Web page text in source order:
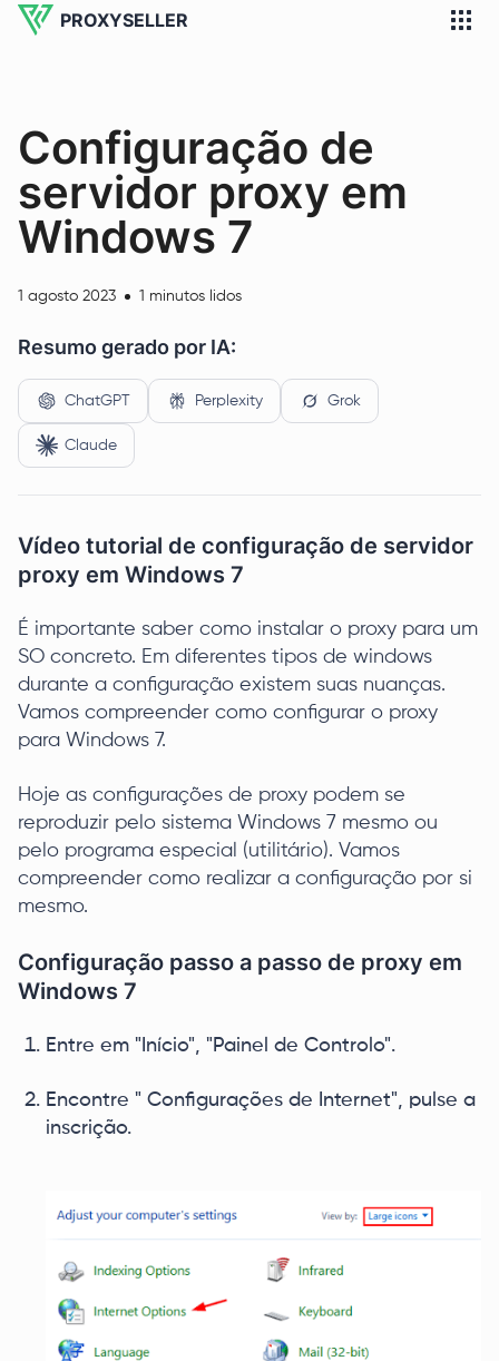
PROXYSELLER
Configuração de
servidor proxy em
Windows 7
1 agosto 2023 1 minutos lidos
Resumo gerado por IA:
ChatGPT Perplexity Grok
Claude
Vídeo tutorial de configuração de servidor
proxy em Windows 7
É importante saber como instalar o proxy para um
SO concreto. Em diferentes tipos de windows
durante a configuração existem suas nuanças.
Vamos compreender como configurar o proxy
para Windows 7.
Hoje as configurações de proxy podem se
reproduzir pelo sistema Windows 7 mesmo ou
pelo programa especial (utilitário). Vamos
compreender como realizar a configuração por si
mesmo.
Configuração passo a passo de proxy em
Windows 7
Entre em "Início", "Painel de Controlo".
Encontre " Configurações de Internet", pulse a
inscrição.